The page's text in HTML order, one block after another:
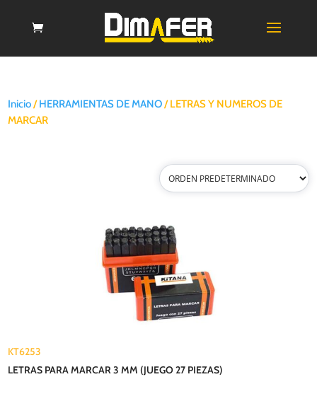
Inicio/HERRAMIENTAS DE MANO/ LETRAS Y NUMEROS DE
MARCAR
KT6253
LETRAS PARA MARCAR 3 MM (JUEGO 27 PIEZAS)